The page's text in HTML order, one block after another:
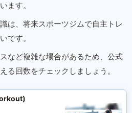
ます。
は、将来スポーツジムで自主トレ
です。
など複雑な場合があるため、公式
る回数をチェックしましょう。